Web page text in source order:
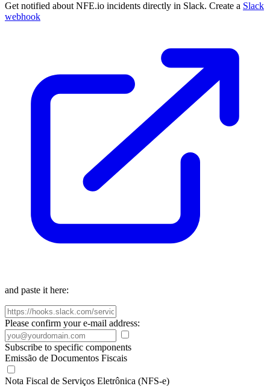
Get notified about NFE.io incidents directly in Slack. Create a Slack
webhook
and paste it here:
Please confirm your e-mail address:
Subscribe to specific components
Emissão de Documentos Fiscais
Nota Fiscal de Serviços Eletrônica (NFS-e)